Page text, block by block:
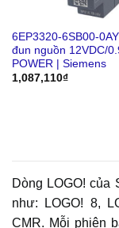
6EP3320-6SB00-
đun nguồn 12VDC/
POWER | Siemens
1,087,110₫
Dòng LOGO! của
như: LOGO! 8,
CMR. Mỗi phiên